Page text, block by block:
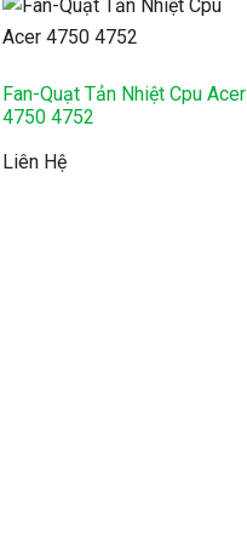
Fan-Quạt Tản Nhiệt Cpu Acer
4750 4752
Liên Hệ